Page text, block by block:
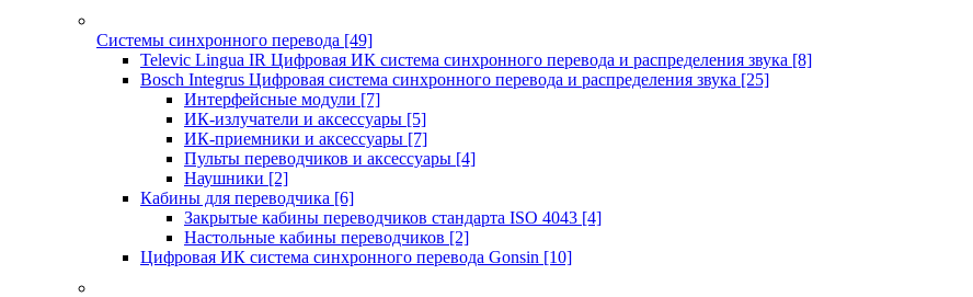
Системы синхронного перевода [49]
Televic Lingua IR Цифровая ИК система синхронного перевода и распределения звука [8]
Bosch Integrus Цифровая система синхронного перевода и распределения звука [25]
Интерфейсные модули [7]
ИК-излучатели и аксессуары [5]
ИК-приемники и аксессуары [7]
Пульты переводчиков и аксессуары [4]
Наушники [2]
Кабины для переводчика [6]
Закрытые кабины переводчиков стандарта ISO 4043 [4]
Настольные кабины переводчиков [2]
Цифровая ИК система синхронного перевода Gonsin [10]